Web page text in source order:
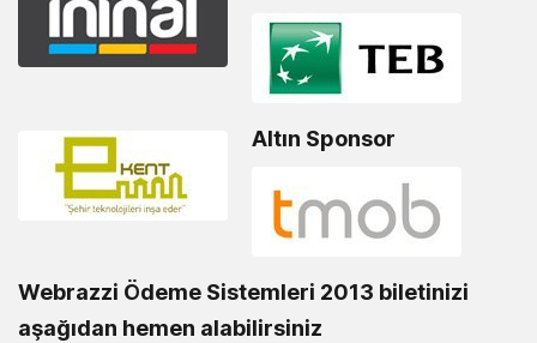
Altın Sponsor
Webrazzi Ödeme Sistemleri 2013 biletinizi
aşağıdan hemen alabilirsiniz